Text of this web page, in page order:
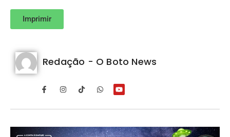
Imprimir
Redação - O Boto News